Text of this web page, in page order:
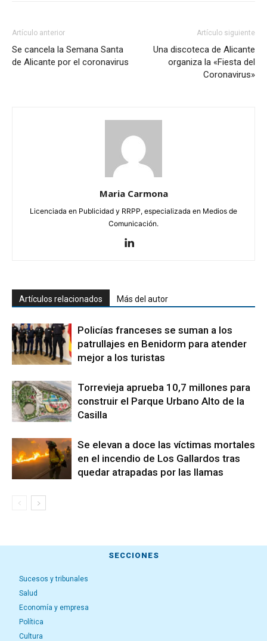
Artículo anterior
Se cancela la Semana Santa
de Alicante por el coronavirus
Artículo siguiente
Una discoteca de Alicante
organiza la «Fiesta del
Coronavirus»
Maria Carmona
Licenciada en Publicidad y RRPP, especializada en Medios de
Comunicación.
Artículos relacionados Más del autor
Policías franceses se suman a los
patrullajes en Benidorm para atender
mejor a los turistas
Torrevieja aprueba 10,7 millones para
construir el Parque Urbano Alto de la
Casilla
Se elevan a doce las víctimas mortales
en el incendio de Los Gallardos tras
quedar atrapadas por las llamas
SECCIONES
Sucesos y tribunales
Salud
Economía y empresa
Política
Cultura